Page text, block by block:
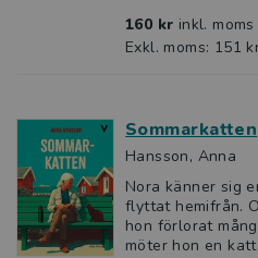
160 kr inkl. moms
Exkl. moms: 151
Sommarkatten
Hansson, Anna
Nora känner sig
flyttat hemifrån.
hon förlorat
möter hon en